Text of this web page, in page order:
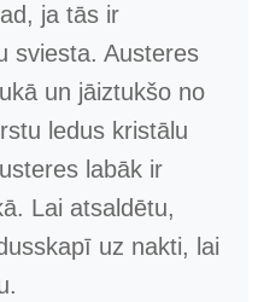
ja tās ir
sviesta. Austeres
un jāiztukšo no
ledus kristālu
labāk ir
Lai atsaldētu,
uz nakti, lai